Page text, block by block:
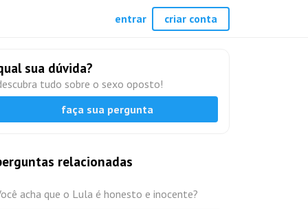
sua dúvida?
tudo sobre o sexo oposto!
faça sua pergunta
relacionadas
acha que o Lula é honesto e inocente?
entrar criar conta